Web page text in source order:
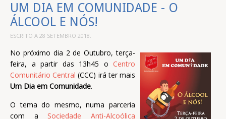
UM DIA EM COMUNIDADE - O
ÁLCOOL E NÓS!
ESCRITO A 28 SETEMBRO 2018.
No próximo dia 2 de Outubro, terça-
feira, a partir das 13h45 o Centro
Comunitário Central (CCC) irá ter mais
Um Dia em Comunidade.
O tema do mesmo, numa parceria
com a Sociedade Anti-Alcoólica